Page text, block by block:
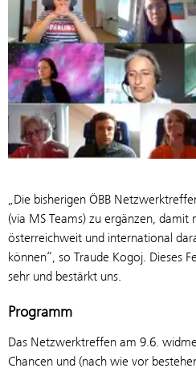
„Die bisherigen ÖBB
(via MS Teams) zu ergänzen, damit
österreichweit und international
können“, so Traude Kogoj. Dieses
sehr und bestärkt uns.
Programm
Das Netzwerktreffen am 9.6.
Chancen und (nach wie vor